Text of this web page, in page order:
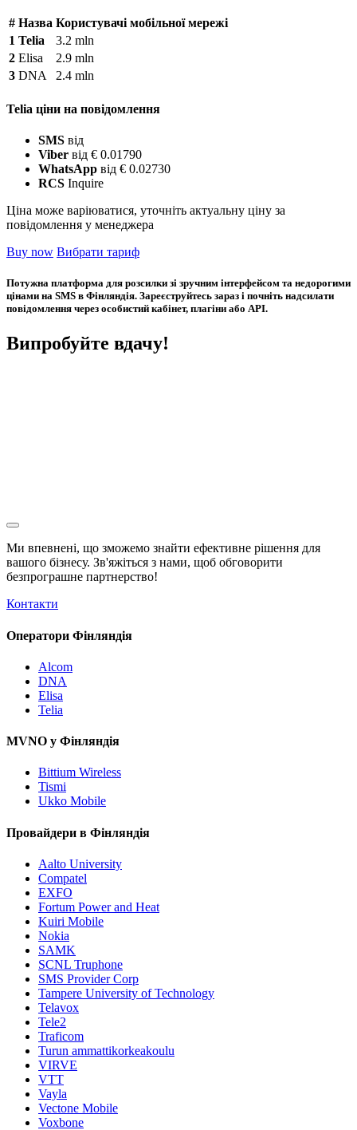
# Назва Користувачі мобільної мережі
1 Telia
3.2 mln
2 Elisa
2.9 mln
3 DNA 2.4 mln
Telia ціни на повідомлення
SMS від
Viber від € 0.01790
WhatsApp від € 0.02730
RCS Inquire
Ціна може варіюватися, уточніть актуальну ціну за
повідомлення у менеджера
Buy now Вибрати тариф
Потужна платформа для розсилки зі зручним інтерфейсом та недорогими
цінами на SMS в Фінляндія. Зареєструйтесь зараз і почніть надсилати
повідомлення через особистий кабінет, плагіни або API.
Випробуйте вдачу!
Ми впевнені, що зможемо знайти ефективне рішення для
вашого бізнесу. Зв'яжіться з нами, щоб обговорити
безпрограшне партнерство!
Контакти
Оператори Фінляндія
Alcom
DNA
Elisa
Telia
MVNO у Фінляндія
Bittium Wireless
Tismi
Ukko Mobile
Провайдери в Фінляндія
Aalto University
Compatel
EXFO
Fortum Power and Heat
Kuiri Mobile
Nokia
SAMK
SCNL Truphone
SMS Provider Corp
Tampere University of Technology
Telavox
Tele2
Traficom
Turun ammattikorkeakoulu
VIRVE
VTT
Vayla
Vectone Mobile
Voxbone